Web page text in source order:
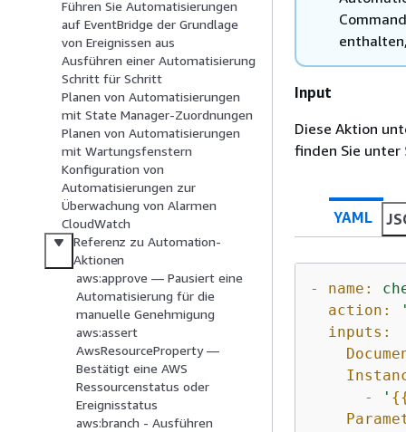
Führen Sie Automatisierungen
auf EventBridge der Grundlage
von Ereignissen aus
Ausführen einer Automatisierung
Schritt für Schritt
Planen von Automatisierungen
mit State Manager-Zuordnungen
Planen von Automatisierungen
mit Wartungsfenstern
Konfiguration von
Automatisierungen zur
Überwachung von Alarmen
CloudWatch
Referenz zu Automation-
Aktionen
aws:approve — Pausiert eine
Automatisierung für die
manuelle Genehmigung
aws:assert
AwsResourceProperty —
Bestätigt eine AWS
Ressourcenstatus oder
Ereignisstatus
aws:branch - Ausführen
Input
Diese Aktion
finden Sie unter
YAML
- name:
action:
inputs:
-
' {